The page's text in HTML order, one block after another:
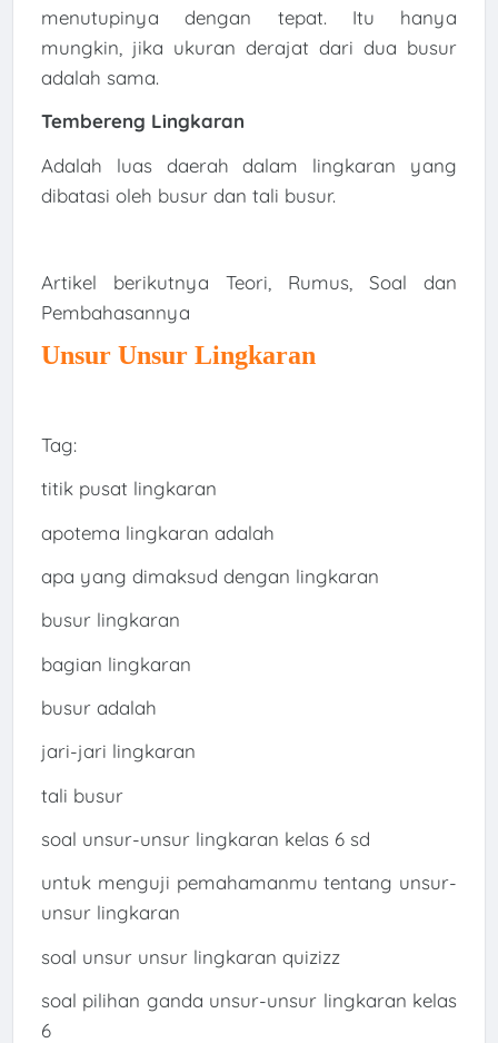
menutupinya dengan tepat. Itu hanya
mungkin, jika ukuran derajat dari dua busur
adalah sama.
Tembereng Lingkaran
Adalah luas daerah dalam lingkaran yang
dibatasi oleh busur dan tali busur.
Artikel berikutnya Teori, Rumus, Soal dan
Pembahasannya
Unsur Unsur Lingkaran
Tag:
titik pusat lingkaran
apotema lingkaran adalah
apa yang dimaksud dengan lingkaran
busur lingkaran
bagian lingkaran
busur adalah
jari-jari lingkaran
tali busur
soal unsur-unsur lingkaran kelas 6 sd
untuk menguji pemahamanmu tentang unsur-
unsur lingkaran
soal unsur unsur lingkaran quizizz
soal pilihan ganda unsur-unsur lingkaran kelas
6